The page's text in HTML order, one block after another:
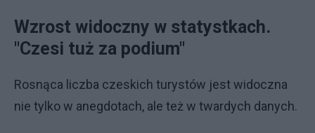
Wzrost widoczny w statystkach.
"Czesi tuż za podium"
Rosnąca liczba czeskich turystów jest widoczna
nie tylko w anegdotach, ale też w twardych danych.